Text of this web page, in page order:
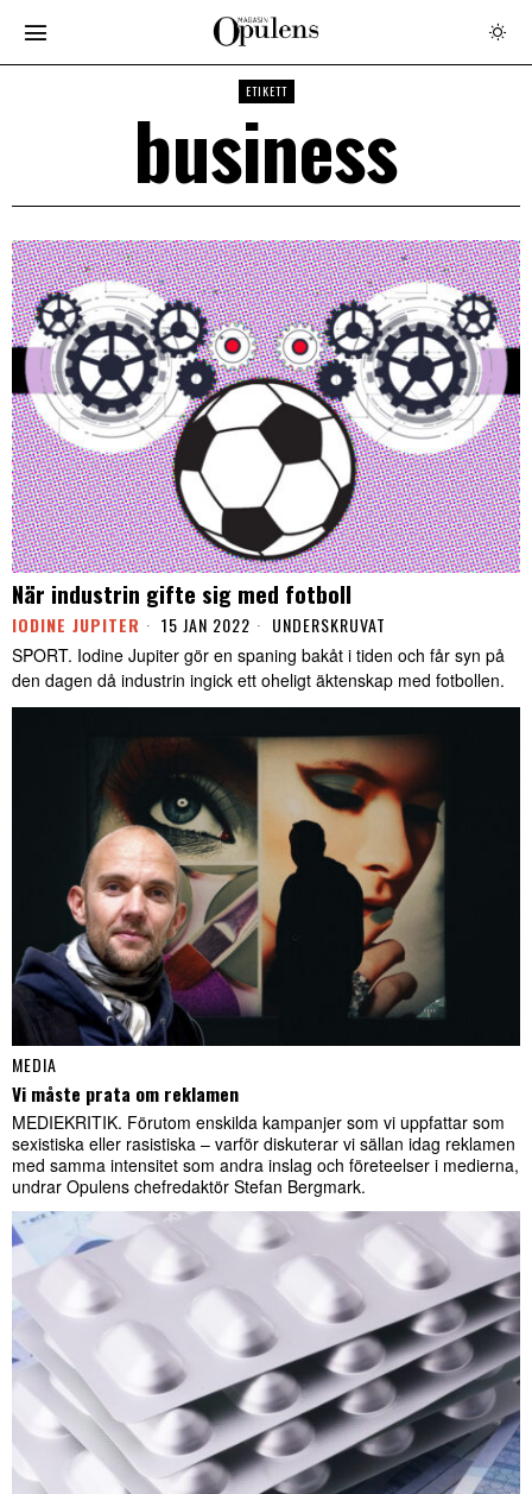
ETIKETT
business
När industrin gifte sig med fotboll
IODINE JUPITER 15 JAN 2022 UNDERSKRUVAT
SPORT. Iodine Jupiter gör en spaning bakåt i tiden och får syn på
den dagen då industrin ingick ett oheligt äktenskap med fotbollen.
MEDIA
Vi måste prata om reklamen
MEDIEKRITIK. Förutom enskilda kampanjer som vi uppfattar som
sexistiska eller rasistiska – varför diskuterar vi sällan idag reklamen
med samma intensitet som andra inslag och företeelser i medierna,
undrar Opulens chefredaktör Stefan Bergmark.